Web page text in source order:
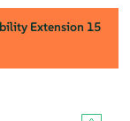
Extension 15